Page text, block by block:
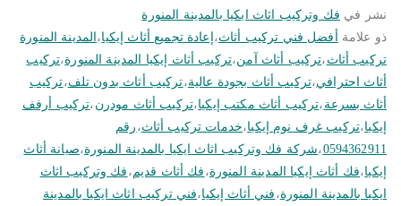
نشر في فك وتركيب اثاث ايكيا بالمدينة المنورة
ذو علامة
أفضل فني تركيب أثاث، إعادة تجميع أثاث إيكيا، المدينة المنورة
تركيب أثاث ،تركيب أثاث آمن،تركيب أثاث إيكيا المدينة المنورة،تركيب
أثاث احترافي،تركيب أثاث بجودة عالية،تركيب أثاث بدون تلف،تركيب
أثاث بسرعة ،تركيب أثاث مكتب إيكيا،تركيب أثاث مودرن ،تركيب أرفف
إيكيا،تركيب غرف نوم إيكيا،خدمات تركيب أثاث، رقم
0594362911،شركة فك وتركيب اثاث ايكيا بالمدينة المنورة،صيانة أثاث
إيكيا،فك أثاث إيكيا المدينة المنورة، فك أثاث قديم، فك وتركيب اثاث
ايكيا بالمدينة المنورة، فني أثاث إيكيا،فني تركيب اثاث ايكيا بالمدينة